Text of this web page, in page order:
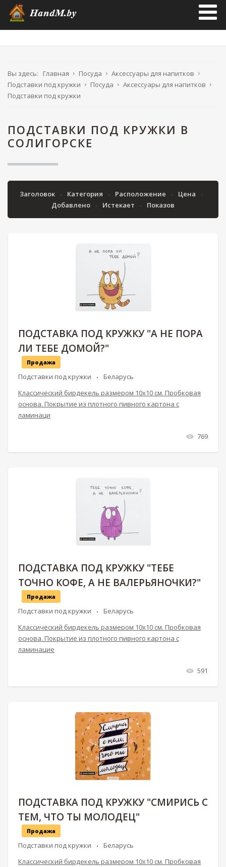
Вы здесь: Главная Посуда
Аксессуары для напитков
Подставки под кружки
Посуда
Аксессуары для напитков
Подставки под кружки
ПОДСТАВКИ ПОД КРУЖКИ В
СОЛИГОРСКЕ
Заголовок Категория Расположение
Цена
Добавлено
Истекает Показов
ПОДСТАВКА ПОД КРУЖКУ "А НЕ ПОРА
ЛИ ТЕБЕ ДОМОЙ?"
Продажа
Подставки под кружки
Беларусь
Классический бирдекель размером 10х10 см. Пробковая
основа. Покрытие из плотного пивного картона с
ламинаци
769
ПОДСТАВКА ПОД КРУЖКУ "ТЕБЕ
ТОЧНО КОФЕ, А НЕ ВАЛЕРЬЯНОЧКИ?"
Продажа
Подставки под кружки
Беларусь
Классический бирдекель размером 10х10 см. Пробковая
основа. Покрытие из плотного пивного картона с
ламинацие
591
ПОДСТАВКА ПОД КРУЖКУ "СМИРИСЬ С
ТЕМ, ЧТО ТЫ МОЛОДЕЦ"
Продажа
Подставки под кружки
Беларусь
Классический бирдекель размером 10х10 см. Пробковая